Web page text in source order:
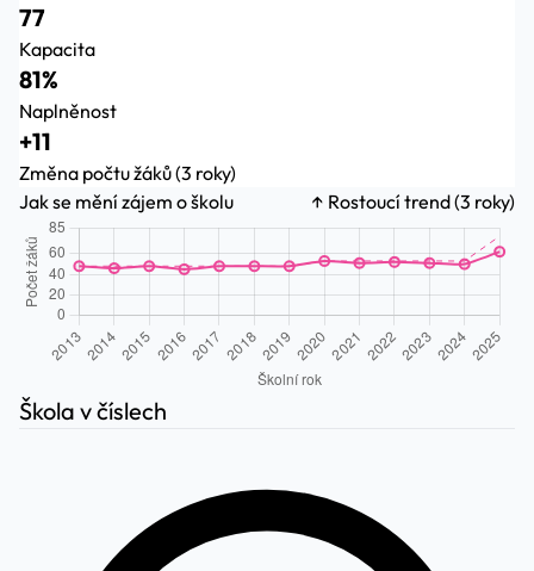
77
Kapacita
81%
Naplněnost
+11
Změna počtu žáků (3 roky)
Jak se mění zájem o školu
↑ Rostoucí trend (3 roky)
Škola v číslech